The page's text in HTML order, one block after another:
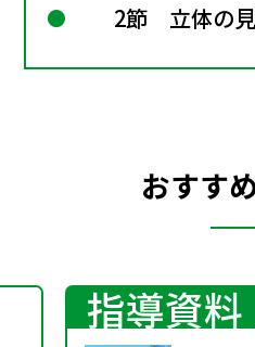
2節 立体の見
おすす
指導資料